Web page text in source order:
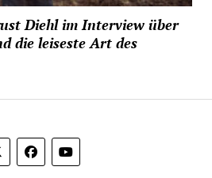
Diehl im Interview über
die leiseste Art des